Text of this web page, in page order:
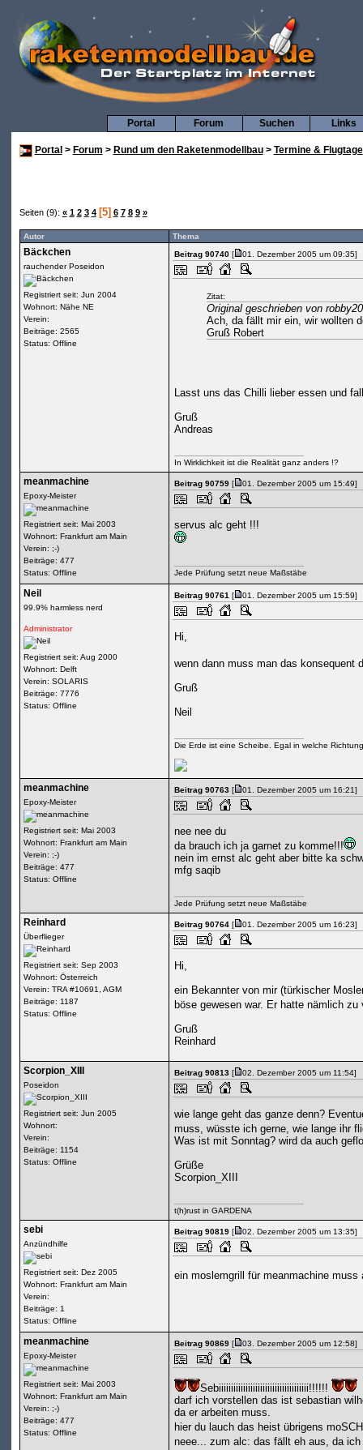
Links
Suchen
Forum
Portal
Portal > Forum > Rund um den Raketenmodellbau> Termine & Flugtage
Seiten (9): « 1 2 3 4 [5] 6 7 8 9 »
Autor Thema
Bäckchen
rauchender Poseidon
Registriert seit: Jun 2004
Wohnort: Nähe NE
Verein:
Beiträge: 2565
Status: Offline
Beitrag 90740[ 01. Dezember 2005 um 09:35]
Zitat:
Original geschrieben von
Ach, da fällt mir ein, wir wollten
Gruß Robert
Lasst uns das Chilli lieber essen und
Gruß
Andreas
In Wirklichkeit ist die Realität ganz anders !?
meanmachine
Epoxy-Meister
Registriert seit: Mai 2003
Wohnort: Frankfurt am Main
Verein: ;-)
Beiträge: 477
Status: Offline
Beitrag 90759[ 01. Dezember 2005 um 15:49]
servus alc geht !!!
Jede Prüfung setzt neue Maßstäbe
Neil
99.9% harmless nerd
Administrator
Registriert seit: Aug 2000
Wohnort: Delft
Verein: SOLARIS
Beiträge: 7776
Status: Offline
Beitrag 90761[ 01. Dezember 2005 um 15:59]
Hi,
wenn dann muss man das konsequent
Gruß
Neil
Die Erde ist eine Scheibe. Egal in welche
meanmachine
Epoxy-Meister
Registriert seit: Mai 2003
Wohnort: Frankfurt am Main
Verein: ;-)
Beiträge: 477
Status: Offline
Beitrag 90763[ 01. Dezember 2005 um 16:21]
nee nee du
da brauch ich ja garnet zu komme!!!
nein im ernst alc geht aber bitte ka
mfg saqib
Jede Prüfung setzt neue Maßstäbe
Reinhard
Überflieger
Registriert seit: Sep 2003
Wohnort: Österreich
Verein: TRA #10691, AGM
Beiträge: 1187
Status: Offline
Beitrag 90764[ 01. Dezember 2005 um 16:23]
Hi,
ein Bekannter von mir (türkischer
böse gewesen war. Er hatte nämlich
Gruß
Reinhard
Scorpion_XIII
Poseidon
Registriert seit: Jun 2005
Wohnort:
Verein:
Beiträge: 1154
Status: Offline
Beitrag 90813[ 02. Dezember 2005 um 11:54]
wie lange geht das ganze denn?
muss, wüsste ich gerne, wie lange ihr
Was ist mit Sonntag? wird da auch
Grüße
Scorpion_XIII
t(h)rust in GARDENA
sebi
Anzündhilfe
Registriert seit: Dez 2005
Wohnort: Frankfurt am Main
Verein:
Beiträge: 1
Status: Offline
Beitrag 90819[ 02. Dezember 2005 um 13:35]
ein moslemgrill für meanmachine
meanmachine
Epoxy-Meister
Registriert seit: Mai 2003
Wohnort: Frankfurt am Main
Verein: ;-)
Beiträge: 477
Status: Offline
Beitrag 90869[ 03. Dezember 2005 um 12:58]
Sebiiiiiiiiiiiiiiiiiiiiiiiiiiiiiiiiiiiii!!!!!!
darf ich vorstellen das ist sebastian
da er arbeiten muss.
hier du lauch das heist übrigens
neee... zum alc: das fällt eh aus, da